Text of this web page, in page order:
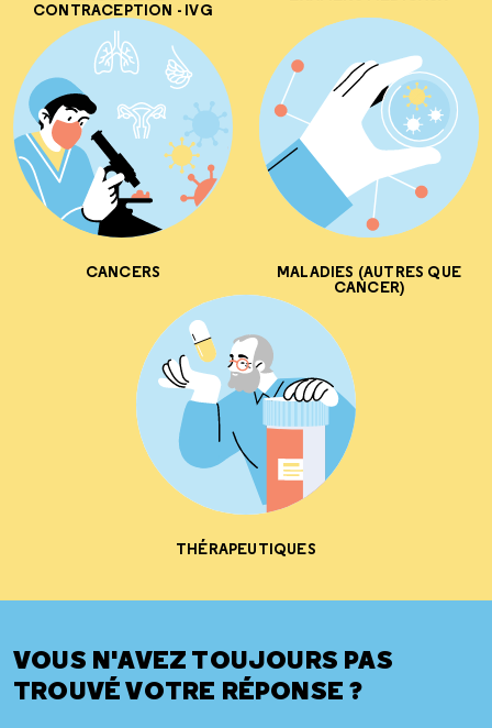
CONTRACEPTION - IVG
CANCERS MALADIES (AUTRES QUE
CANCER)
THÉRAPEUTIQUES
VOUS N'AVEZ TOUJOURS PAS
TROUVÉ VOTRE RÉPONSE ?